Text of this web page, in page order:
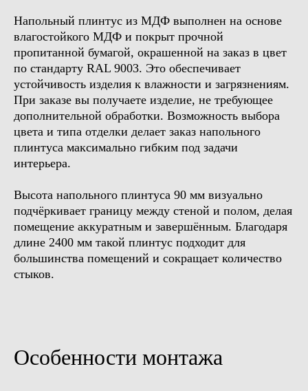
Напольный плинтус из МДФ выполнен на основе
влагостойкого МДФ и покрыт прочной
пропитанной бумагой, окрашенной на заказ в цвет
по стандарту RAL 9003. Это обеспечивает
устойчивость изделия к влажности и загрязнениям.
При заказе вы получаете изделие, не требующее
дополнительной обработки. Возможность выбора
цвета и типа отделки делает заказ напольного
плинтуса максимально гибким под задачи
интерьера.
Высота напольного плинтуса 90 мм визуально
подчёркивает границу между стеной и полом, делая
помещение аккуратным и завершённым. Благодаря
длине 2400 мм такой плинтус подходит для
большинства помещений и сокращает количество
стыков.
Особенности монтажа